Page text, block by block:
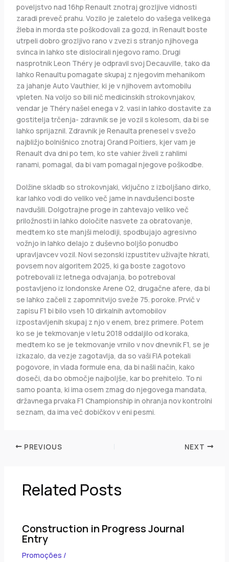
poveljstvo nad 16hp Renault znotraj grozljive vidnosti
zaradi preveč prahu. Vozilo je zaletelo do vašega velikega
žleba in morda ste poškodovali za gozd, in Renault boste
utrpeli dobro grozljivo rano v zvezi s stranjo njihovega
svinca in lahko ste dislocirali njegovo ramo. Drugi
nasprotnik Leon Théry je odpravil svoj Decauville, tako da
lahko Renaultu pomagate skupaj z njegovim mehanikom
za jahanje Auto Vauthier, ki je v njihovem avtomobilu
vpleten. Na voljo so bili nič medicinskih strokovnjakov,
vendar je Théry našel enega v 2. vasi in lahko dostavite za
gostitelja trčenja- zdravnik se je vozil s kolesom, da bi se
lahko sprijaznil. Zdravnik je Renaulta prenesel v svežo
najbližjo bolnišnico znotraj Grand Poitiers, kjer vam je
Renault dva dni po tem, ko ste vahier živeli z rahlimi
ranami, pomagal, da bi vam pomagal njegove poškodbe.
Dolžine skladb so strokovnjaki, vključno z izboljšano dirko,
kar lahko vodi do veliko več jame in navdušenci boste
navdušili. Dolgotrajne proge in zahtevajo veliko več
priložnosti in lahko določite nasvete za obratovanje,
medtem ko ste manjši melodiji, spodbujajo agresivno
vožnjo in lahko delajo z duševno boljšo ponudbo
upravljavcev vozil. Novi sezonski izpustitev uživajte hkrati,
povsem nov algoritem 2025, ki ga boste zagotovo
potrebovali iz letnega odvajanja, bo potreboval
postavljeno iz londonske Arene O2, drugačne afere, da bi
se lahko začeli z zapomnitvijo sveže 75. poroke. Prvič v
zapisu F1 bi bilo vseh 10 dirkalnih avtomobilov
izpostavljenih skupaj z njo v enem, brez primere. Potem
ko se je tekmovanje v letu 2018 oddaljilo od koraka,
medtem ko se je tekmovanje vrnilo v nov dnevnik F1, se je
izkazalo, da vezje zagotavlja, da so vaši FIA potekali
pogovore, in vlada formule ena, da bi našli način, kako
doseči, da bo območje najboljše, kar bo prehitelo. To ni
samo poanta, ki ima osem zmag do njegovega mandata,
državnega prvaka F1 Championship in ohranja nov kontrolni
seznam, da ima več dobičkov v eni pesmi.
PREVIOUS NEXT
Related Posts
Construction in Progress Journal
Entry
Promoções /